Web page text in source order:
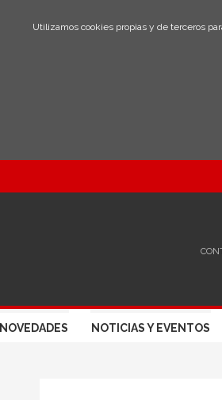
Utilizamos cookies propias y de terceros
NOVEDADES NOTICIAS Y EVENTOS